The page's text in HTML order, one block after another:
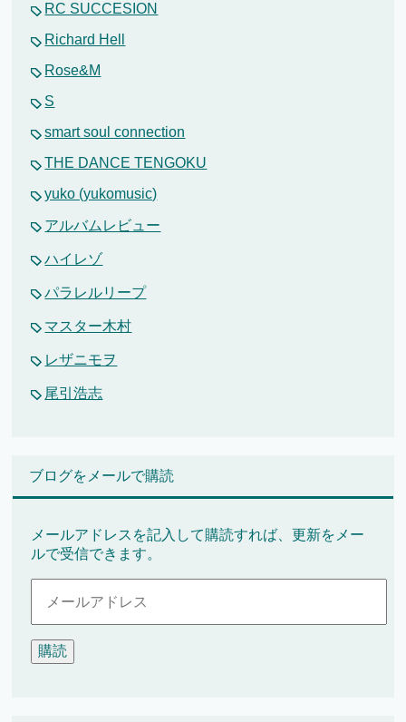
RC SUCCESION
Richard Hell
Rose&M
S
smart soul connection
THE DANCE TENGOKU
yuko (yukomusic)
アルバムレビュー
ハイレゾ
パラレルリープ
マスター木村
レザニモヲ
尾引浩志
ブログをメールで購読
メールアドレスを記入して購読すれば、更新をメー
ルで受信できます。
ル
ア
ド